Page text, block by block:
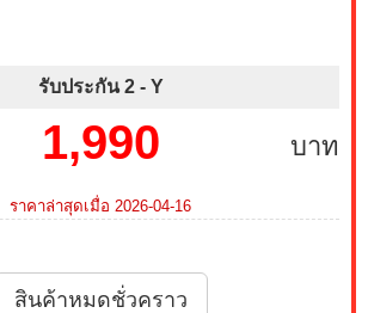
รับประกัน 2 - Y
บาท
1,990
ราคาล่าสุดเมื่อ 2026-04-16
สินค้าหมดชั่วคราว